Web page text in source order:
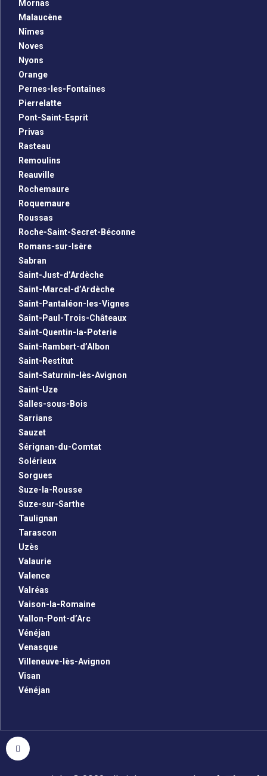
Mornas
Malaucène
Nîmes
Noves
Nyons
Orange
Pernes-les-Fontaines
Pierrelatte
Pont-Saint-Esprit
Privas
Rasteau
Remoulins
Reauville
Rochemaure
Roquemaure
Roussas
Roche-Saint-Secret-Béconne
Romans-sur-Isère
Sabran
Saint-Just-d’Ardèche
Saint-Marcel-d’Ardèche
Saint-Pantaléon-les-Vignes
Saint-Paul-Trois-Châteaux
Saint-Quentin-la-Poterie
Saint-Rambert-d’Albon
Saint-Restitut
Saint-Saturnin-lès-Avignon
Saint-Uze
Salles-sous-Bois
Sarrians
Sauzet
Sérignan-du-Comtat
Solérieux
Sorgues
Suze-la-Rousse
Suze-sur-Sarthe
Taulignan
Tarascon
Uzès
Valaurie
Valence
Valréas
Vaison-la-Romaine
Vallon-Pont-d’Arc
Vénéjan
Venasque
Villeneuve-lès-Avignon
Visan
Vénéjan